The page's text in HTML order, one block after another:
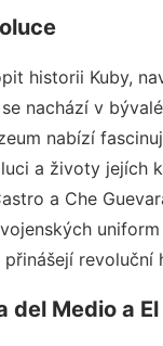
historii Kuby,
nachází v
nabízí
a životy jejích
a Che
revoluční
del Medio a